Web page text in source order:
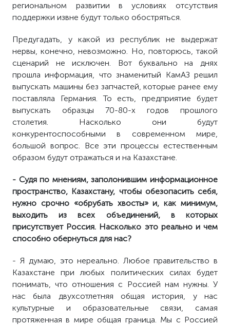
региональном развитии в условиях отсутствия
поддержки извне будут только обостряться.
Предугадать, у какой из республик не выдержат
нервы, конечно, невозможно. Но, повторюсь, такой
сценарий не исключен. Вот буквально на днях
прошла информация, что знаменитый КамАЗ решил
выпускать машины без запчастей, которые ранее ему
поставляла Германия. То есть, предприятие будет
выпускать образцы 70-80-х годов прошлого
столетия. Насколько они будут
конкурентоспособными в современном мире,
большой вопрос. Все эти процессы естественным
образом будут отражаться и на Казахстане.
- Судя по мнениям, заполонившим информационное
пространство, Казахстану, чтобы обезопасить себя,
нужно срочно «обрубать хвосты» и, как минимум,
выходить из всех объединений, в которых
присутствует Россия. Насколько это реально и чем
способно обернуться для нас?
- Я думаю, это нереально. Любое правительство в
Казахстане при любых политических силах будет
понимать, что отношения с Россией нам нужны. У
нас была двухсотлетняя общая история, у нас
культурные и образовательные связи, самая
протяженная в мире общая граница. Мы с Россией